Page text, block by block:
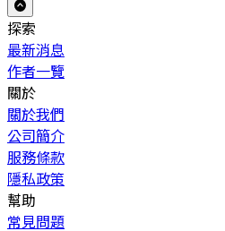
探索
最新消息
作者一覽
關於
關於我們
公司簡介
服務條款
隱私政策
幫助
常見問題